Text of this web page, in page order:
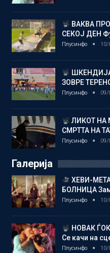
ВАКВА
СЕКОЈ ДЕН
Плусинфо 10/
ЗОВРЕ
Плусинфо 09/
ЛИКОТ НА
СМРТТА НА
Плусинфо 09/
Галерија
ХЕВИ-
БОЛНИЦА
Плусинфо 10/
НОВАК
Се качи на
Плусинфо 10/